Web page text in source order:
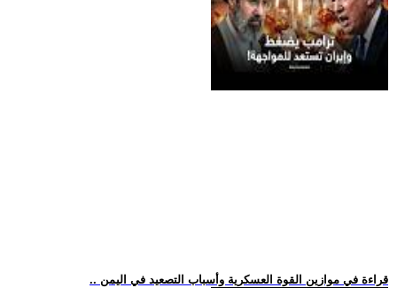
.. قراءة في موازين القوة العسكرية وأسباب التصعيد في اليمن